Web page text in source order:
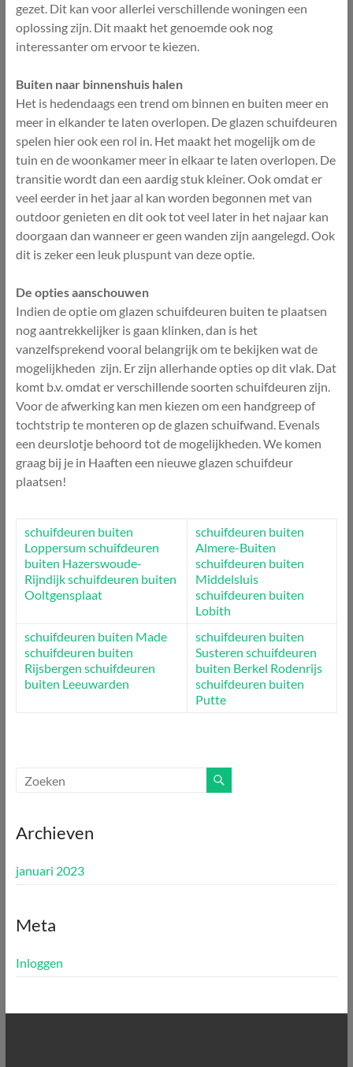
gezet. Dit kan voor allerlei verschillende woningen een
oplossing zijn. Dit maakt het genoemde ook nog
interessanter om ervoor te kiezen.
Buiten naar binnenshuis halen
Het is hedendaags een trend om binnen en buiten meer en
meer in elkander te laten overlopen. De glazen schuifdeuren
spelen hier ook een rol in. Het maakt het mogelijk om de
tuin en de woonkamer meer in elkaar te laten overlopen. De
transitie wordt dan een aardig stuk kleiner. Ook omdat er
veel eerder in het jaar al kan worden begonnen met van
outdoor genieten en dit ook tot veel later in het najaar kan
doorgaan dan wanneer er geen wanden zijn aangelegd. Ook
dit is zeker een leuk pluspunt van deze optie.
De opties aanschouwen
Indien de optie om glazen schuifdeuren buiten te plaatsen
nog aantrekkelijker is gaan klinken, dan is het
vanzelfsprekend vooral belangrijk om te bekijken wat de
mogelijkheden zijn. Er zijn allerhande opties op dit vlak. Dat
komt b.v. omdat er verschillende soorten schuifdeuren zijn.
Voor de afwerking kan men kiezen om een handgreep of
tochtstrip te monteren op de glazen schuifwand. Evenals
een deurslotje behoord tot de mogelijkheden. We komen
graag bij je in Haaften een nieuwe glazen schuifdeur
plaatsen!
schuifdeuren buiten
Loppersumschuifdeuren
buiten Hazerswoude-
Rijndijkschuifdeuren buiten
Ooltgensplaat
schuifdeuren buiten
Almere-Buiten
schuifdeuren buiten
Middelsluis
schuifdeuren buiten
Lobith
schuifdeuren buiten Made
schuifdeuren buiten
Rijsbergen schuifdeuren
buiten Leeuwarden
schuifdeuren buiten
Susteren schuifdeuren
buiten Berkel Rodenrijs
schuifdeuren buiten
Putte
Archieven
januari 2023
Meta
Inloggen